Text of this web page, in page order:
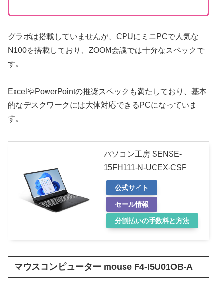
グラボは搭載していませんが、CPUにミニPCで人気な
N100を搭載しており、ZOOM会議では十分なスペックで
す。
ExcelやPowerPointの推奨スペックも満たしており、基本
的なデスクワークには大体対応できるPCになっていま
す。
パソコン工房 SENSE-
15FH111-N-UCEX-CSP
公式サイト
セール情報
分割払いの手数料と方法
マウスコンピューター mouse F4-I5U01OB-A